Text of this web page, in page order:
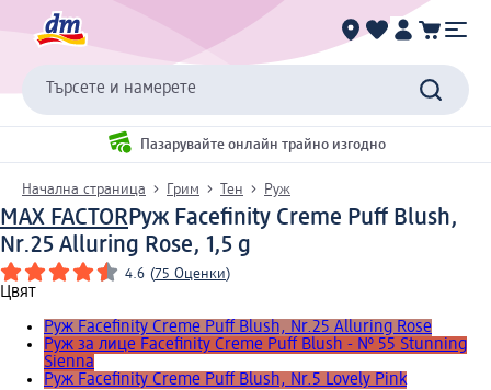
Търсете и намерете
Пазарувайте онлайн трайно изгодно
Начална страница Грим Тен Руж
MAX FACTORРуж Facefinity Creme Puff Blush,
Nr.25 Alluring Rose, 1,5 g
4.6 (75 Оценки)
Цвят
Руж Facefinity Creme Puff Blush, Nr.25 Alluring Rose
Руж за лице Facefinity Creme Puff Blush - № 55 Stunning
Sienna
Руж Facefinity Creme Puff Blush, Nr.5 Lovely Pink